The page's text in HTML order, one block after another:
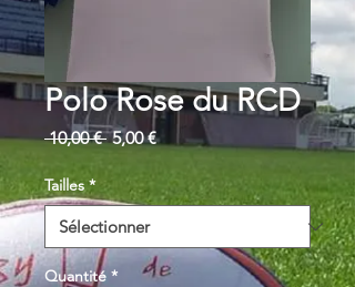
Polo Rose du RCD
10,00 € Prix
5,00 €Prix
promotionnel
Tailles *
Quantité *